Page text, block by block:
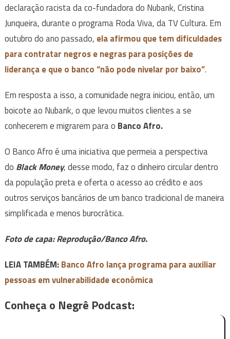
declaração racista da co-fundadora do Nubank, Cristina
Junqueira, durante o programa Roda Viva, da TV Cultura. Em
outubro do ano passado, ela afirmou que tem dificuldades
para contratar negros e negras para posições de
liderança e que o banco “não pode nivelar por baixo”.
Em resposta a isso, a comunidade negra iniciou, então, um
boicote ao Nubank, o que levou muitos clientes a se
conhecerem e migrarem para o Banco Afro.
O Banco Afro é uma iniciativa que permeia a perspectiva
do Black Money, desse modo, faz o dinheiro circular dentro
da população preta e oferta o acesso ao crédito e aos
outros serviços bancários de um banco tradicional de maneira
simplificada e menos burocrática.
Foto de capa: Reprodução/Banco Afro.
LEIA TAMBÉM:Banco Afro lança programa para auxiliar
pessoas em vulnerabilidade econômica
Conheça o Negrê Podcast: